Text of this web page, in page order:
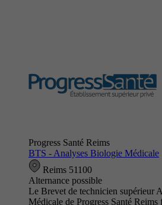
Progress Santé Reims
BTS - Analyses Biologie Médicale
Reims 51100
Alternance possible
Le Brevet de technicien supérieur
Médicale de Progress Santé Reims